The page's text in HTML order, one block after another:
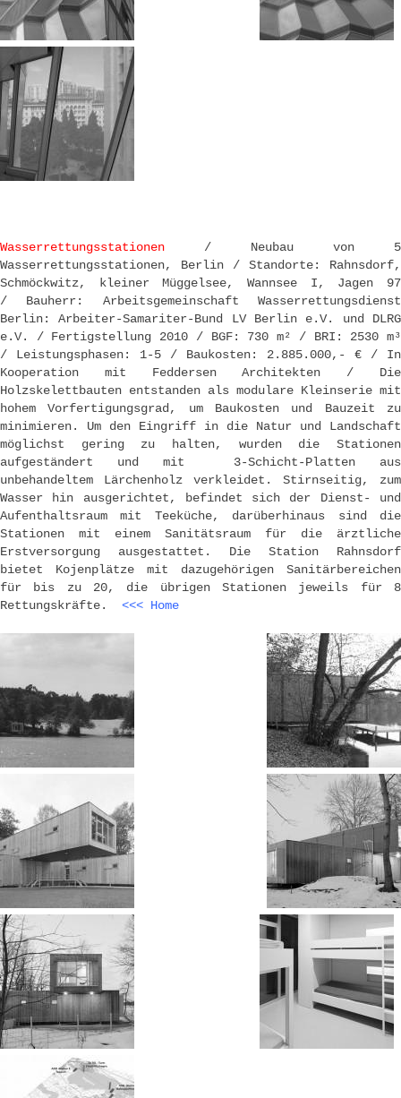
Wasserrettungsstationen / Neubau von 5
Wasserrettungsstationen, Berlin / Standorte: Rahnsdorf,
Schmöckwitz, kleiner Müggelsee, Wannsee I, Jagen 97
/ Bauherr: Arbeitsgemeinschaft Wasserrettungsdienst
Berlin: Arbeiter-Samariter-Bund LV Berlin e.V. und DLRG
e.V. / Fertigstellung 2010 / BGF: 730 m² / BRI: 2530 m³
/ Leistungsphasen: 1-5 / Baukosten: 2.885.000,- € / In
Kooperation mit Feddersen Architekten / Die
Holzskelettbauten entstanden als modulare Kleinserie mit
hohem Vorfertigungsgrad, um Baukosten und Bauzeit zu
minimieren. Um den Eingriff in die Natur und Landschaft
möglichst gering zu halten, wurden die Stationen
aufgeständert und mit 3-Schicht-Platten aus
unbehandeltem Lärchenholz verkleidet. Stirnseitig, zum
Wasser hin ausgerichtet, befindet sich der Dienst- und
Aufenthaltsraum mit Teeküche, darüberhinaus sind die
Stationen mit einem Sanitätsraum für die ärztliche
Erstversorgung ausgestattet. Die Station Rahnsdorf
bietet Kojenplätze mit dazugehörigen Sanitärbereichen
für bis zu 20, die übrigen Stationen jeweils für 8
Rettungskräfte. <<< Home